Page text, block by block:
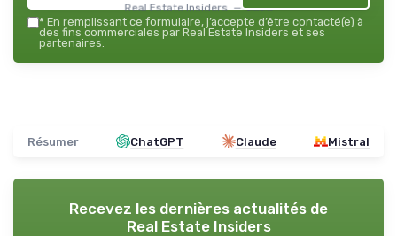
Real Estate Insiders — 2026
* En remplissant ce formulaire, j’accepte d’être contacté(e) à
des fins commerciales par Real Estate Insiders et ses
partenaires.
Résumer ChatGPT Claude Mistral
Recevez les dernières actualités de
Real Estate Insiders